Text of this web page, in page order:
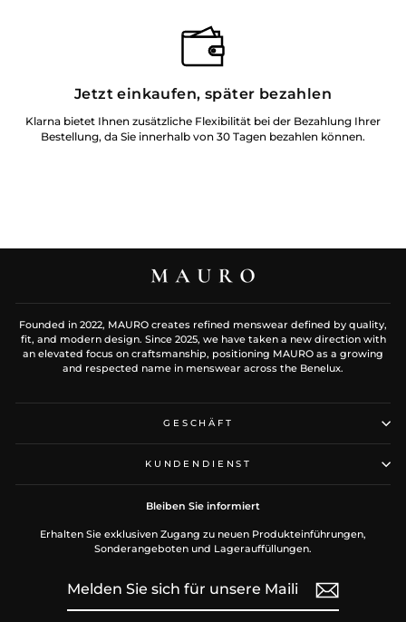
Jetzt einkaufen, später bezahlen
Klarna bietet Ihnen zusätzliche Flexibilität bei der Bezahlung Ihrer
Bestellung, da Sie innerhalb von 30 Tagen bezahlen können.
Founded in 2022, MAURO creates refined menswear defined by quality,
fit, and modern design. Since 2025, we have taken a new direction with
an elevated focus on craftsmanship, positioning MAURO as a growing
and respected name in menswear across the Benelux.
GESCHÄFT
KUNDENDIENST
Bleiben Sie informiert
Erhalten Sie exklusiven Zugang zu neuen Produkteinführungen,
Sonderangeboten und Lagerauffüllungen.